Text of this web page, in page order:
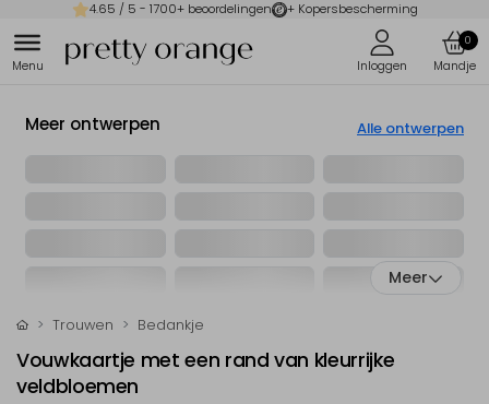
4.65 / 5 - 1700+ beoordelingen + Kopersbescherming
0
Meer ontwerpen Alle ontwerpen
Meer
Trouwen Bedankje
Vouwkaartje met een rand van kleurrijke
veldbloemen